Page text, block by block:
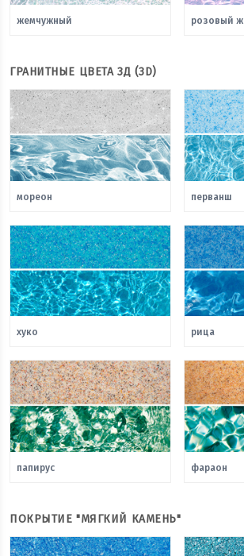
жемчужный розовый
ГРАНИТНЫЕ ЦВЕТА 3Д (3D)
мореон перванш
хуко рица
папирус фараон
ПОКРЫТИЕ "МЯГКИЙ КАМЕНЬ"